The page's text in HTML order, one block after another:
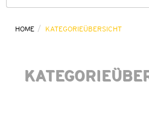
HOME KATEGORIEÜBERSICHT